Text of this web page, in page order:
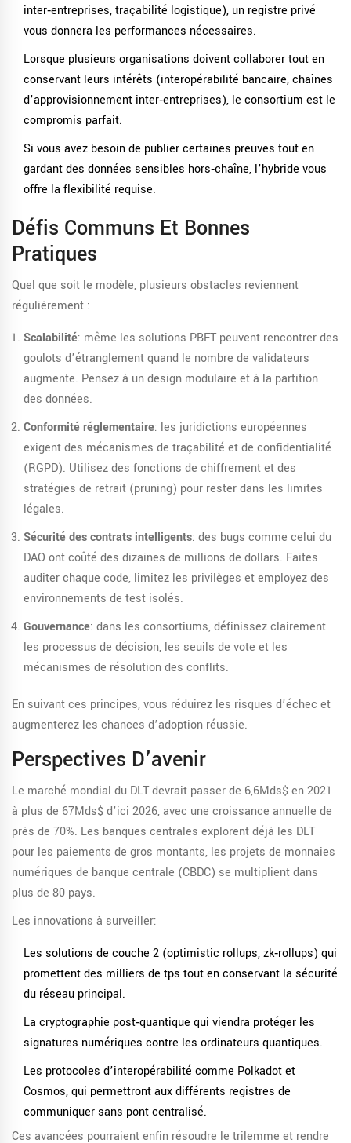
inter‑entreprises, traçabilité logistique), un registre privé
vous donnera les performances nécessaires.
Lorsque plusieurs organisations doivent collaborer tout en
conservant leurs intérêts (interopérabilité bancaire, chaînes
d’approvisionnement inter‑entreprises), le consortium est le
compromis parfait.
Si vous avez besoin de publier certaines preuves tout en
gardant des données sensibles hors‑chaîne, l’hybride vous
offre la flexibilité requise.
Défis Communs Et Bonnes
Pratiques
Quel que soit le modèle, plusieurs obstacles reviennent
régulièrement :
Scalabilité: même les solutions PBFT peuvent rencontrer des
goulots d’étranglement quand le nombre de validateurs
augmente. Pensez à un design modulaire et à la partition
des données.
Conformité réglementaire: les juridictions européennes
exigent des mécanismes de traçabilité et de confidentialité
(RGPD). Utilisez des fonctions de chiffrement et des
stratégies de retrait (pruning) pour rester dans les limites
légales.
Sécurité des contrats intelligents: des bugs comme celui du
DAO ont coûté des dizaines de millions de dollars. Faites
auditer chaque code, limitez les privilèges et employez des
environnements de test isolés.
Gouvernance: dans les consortiums, définissez clairement
les processus de décision, les seuils de vote et les
mécanismes de résolution des conflits.
En suivant ces principes, vous réduirez les risques d’échec et
augmenterez les chances d’adoption réussie.
Perspectives D’avenir
Le marché mondial du DLT devrait passer de 6,6Mds$ en 2021
à plus de 67Mds$ d’ici 2026, avec une croissance annuelle de
près de 70%. Les banques centrales explorent déjà les DLT
pour les paiements de gros montants, les projets de monnaies
numériques de banque centrale (CBDC) se multiplient dans
plus de 80 pays.
Les innovations à surveiller:
Les solutions de couche 2 (optimistic rollups, zk‑rollups) qui
promettent des milliers de tps tout en conservant la sécurité
du réseau principal.
La cryptographie post‑quantique qui viendra protéger les
signatures numériques contre les ordinateurs quantiques.
Les protocoles d’interopérabilité comme Polkadot et
Cosmos, qui permettront aux différents registres de
communiquer sans pont centralisé.
Ces avancées pourraient enfin résoudre le trilemme et rendre